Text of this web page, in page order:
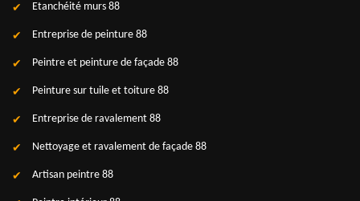
Etanchéité murs 88
Entreprise de peinture 88
Peintre et peinture de façade 88
Peinture sur tuile et toiture 88
Entreprise de ravalement 88
Nettoyage et ravalement de façade 88
Artisan peintre 88